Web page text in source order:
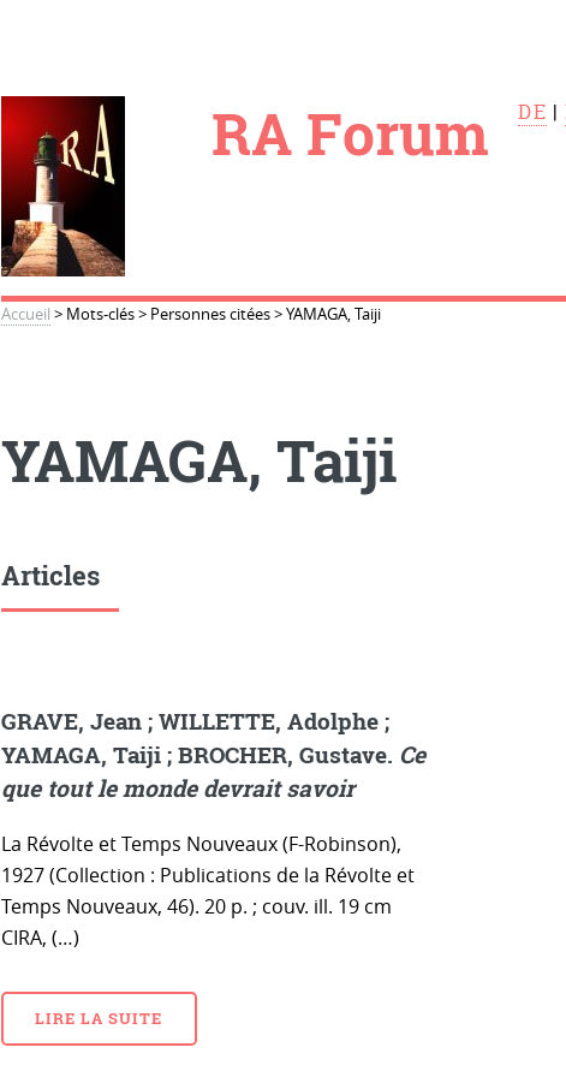
RA Forum DE |
Accueil > Mots-clés> Personnes citées>YAMAGA, Taiji
YAMAGA, Taiji
Articles
GRAVE, Jean ; WILLETTE, Adolphe ;
YAMAGA, Taiji ; BROCHER, Gustave. Ce
que tout le monde devrait savoir
La Révolte et Temps Nouveaux (F-Robinson),
1927 (Collection : Publications de la Révolte et
Temps Nouveaux, 46). 20 p. ; couv. ill. 19 cm
CIRA, (…)
LIRE LA SUITE